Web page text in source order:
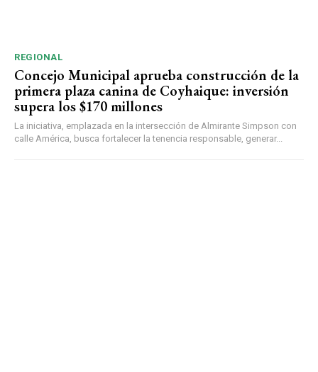
REGIONAL
Concejo Municipal aprueba construcción de la
primera plaza canina de Coyhaique: inversión
supera los $170 millones
La iniciativa, emplazada en la intersección de Almirante Simpson con
calle América, busca fortalecer la tenencia responsable, generar...